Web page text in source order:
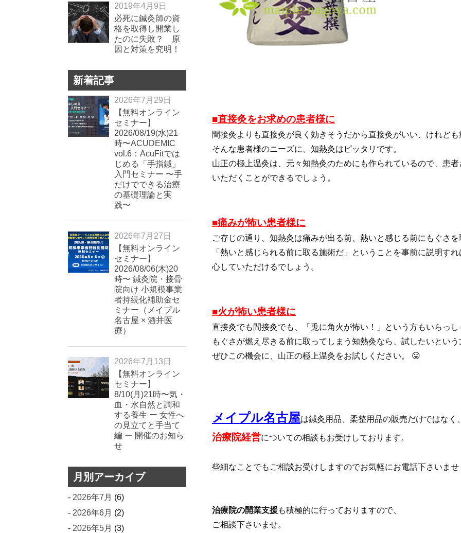
■直接灸をお求めの患者様に
間接灸よりも直接灸が良く効きそうだから直接灸がいい、けれど
そんな患者様のニーズに、知熱灸はピッタリです。
山正の極上温灸は、元々知熱灸のためにも作られているので、患
いただくことができるでしょう。
■痛みが怖い患者様に
ご存じの通り、知熱灸は痛みが出る前、熱いと感じる前にもぐさ
「熱いと感じられる前に取る施術だ」ということを事前に説明す
心していただけるでしょう。
■火が怖い患者様に
直接灸でも間接灸でも、「兎に角火が怖い！」という方もいらっ
もぐさが燃え尽きる前に取ってしまう知熱灸なら、試したいとい
ぜひこの機会に、山正の極上温灸をお試しください。 😛
メイプル名古屋は鍼灸用品、柔整用品の販売だけではなく
治療院経営についての相談もお受けしております。
些細なことでもご相談お受けしますのでお気軽にお電話下さいませ
治療院の開業支援も積極的に行っておりますので、
ご相談下さいませ。
2019年4月9日
必死に鍼灸師の資
格を取得し開業し
たのに失敗？ 原
因と対策を究明！
新着記事
2026年7月29日
【無料オンライン
セミナー】
2026/08/19(水)21
時〜ACUDEMIC
vol.6：AcuFitでは
じめる「手指鍼」
入門セミナー 〜手
だけでできる治療
の基礎理論と実
践〜
2026年7月27日
【無料オンライン
セミナー】
2026/08/06(木)20
時〜 鍼灸院・接骨
院向け 小規模事業
者持続化補助金セ
ミナー（メイプル
名古屋 × 酒井医
療）
2026年7月13日
【無料オンライン
セミナー】
8/10(月)21時〜気・
血・水自然と調和
する養生 ー 女性へ
の見立てと手当て
編 ー 開催のお知ら
せ
月別アーカイブ
2026年7月 (6)
2026年6月 (2)
2026年5月 (3)